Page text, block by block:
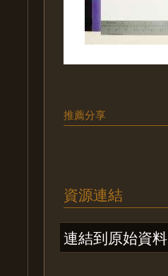
推薦分享
資源連結
連結到原始資料